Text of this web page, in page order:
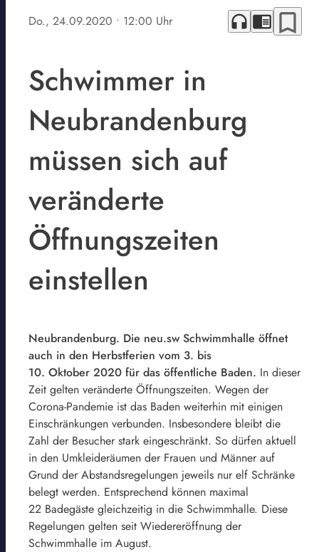
Do., 24.09.2020 • 12:00 Uhr headphones chrome_reader_mode bookmark_border
Schwimmer in
Neubrandenburg
müssen sich auf
veränderte
Öffnungszeiten
einstellen
Neubrandenburg. Die neu.sw Schwimmhalle öffnet
auch in den Herbstferien vom 3. bis
10. Oktober 2020 für das öffentliche Baden. In dieser
Zeit gelten veränderte Öffnungszeiten. Wegen der
Corona-Pandemie ist das Baden weiterhin mit einigen
Einschränkungen verbunden. Insbesondere bleibt die
Zahl der Besucher stark eingeschränkt. So dürfen aktuell
in den Umkleideräumen der Frauen und Männer auf
Grund der Abstandsregelungen jeweils nur elf Schränke
belegt werden. Entsprechend können maximal
22 Badegäste gleichzeitig in die Schwimmhalle. Diese
Regelungen gelten seit Wiedereröffnung der
Schwimmhalle im August.